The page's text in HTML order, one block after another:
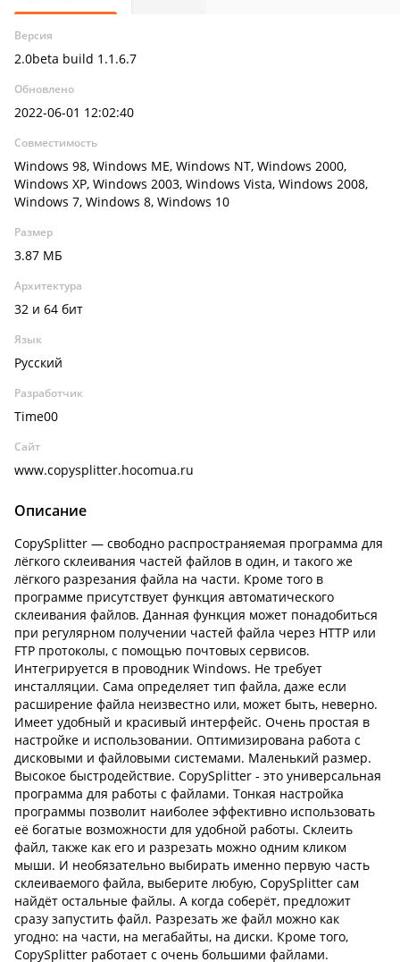
Версия
2.0beta build 1.1.6.7
Обновлено
2022-06-01 12:02:40
Совместимость
Windows 98, Windows ME, Windows NT, Windows 2000,
Windows XP, Windows 2003, Windows Vista, Windows 2008,
Windows 7, Windows 8, Windows 10
Размер
3.87 МБ
Архитектура
32 и 64 бит
Язык
Русский
Разработчик
Time00
Сайт
www.copysplitter.hocomua.ru
Описание
CopySplitter — свободно распространяемая программа для
лёгкого склеивания частей файлов в один, и такого же
лёгкого разрезания файла на части. Кроме того в
программе присутствует функция автоматического
склеивания файлов. Данная функция может понадобиться
при регулярном получении частей файла через HTTP или
FTP протоколы, с помощью почтовых сервисов.
Интегрируется в проводник Windows. Не требует
инсталляции. Сама определяет тип файла, даже если
расширение файла неизвестно или, может быть, неверно.
Имеет удобный и красивый интерфейс. Очень простая в
настройке и использовании. Оптимизирована работа с
дисковыми и файловыми системами. Маленький размер.
Высокое быстродействие. CopySplitter - это универсальная
программа для работы с файлами. Тонкая настройка
программы позволит наиболее эффективно использовать
её богатые возможности для удобной работы. Склеить
файл, также как его и разрезать можно одним кликом
мыши. И необязательно выбирать именно первую часть
склеиваемого файла, выберите любую, CopySplitter сам
найдёт остальные файлы. А когда соберёт, предложит
сразу запустить файл. Разрезать же файл можно как
угодно: на части, на мегабайты, на диски. Кроме того,
CopySplitter работает с очень большими файлами.